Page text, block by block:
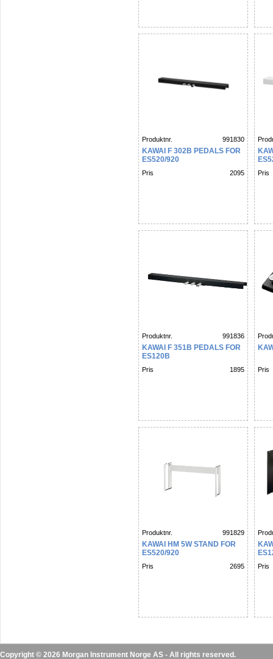
Produktnr. 991830
KAWAI F 302B PEDALS FOR
ES520/920
Pris 2095 Pris
Produktnr. 991836
KAWAI F 351B PEDALS FOR
ES120B
Pris 1895 Pris
Produktnr. 991829
KAWAI HM 5W STAND FOR
ES520/920
Pris 2695 Pris
Copyright © 2026 Morgan Instrument Norge AS - All rights reserved.